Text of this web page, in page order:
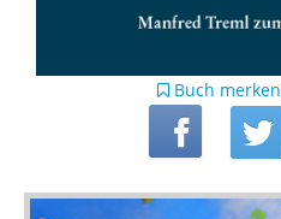
Buch merken